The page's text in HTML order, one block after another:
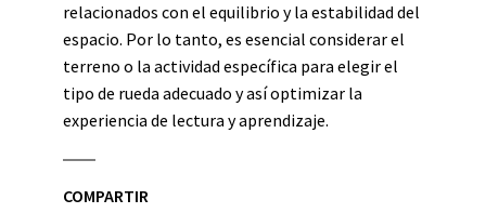
relacionados con el equilibrio y la estabilidad del
espacio. Por lo tanto, es esencial considerar el
terreno o la actividad específica para elegir el
tipo de rueda adecuado y así optimizar la
experiencia de lectura y aprendizaje.
COMPARTIR